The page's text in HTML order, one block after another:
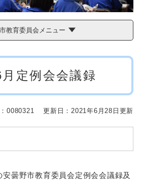
教育委員会メニュー
定例会会議録
0080321 更新日：2021年6月28日更新
曇野市教育委員会定例会会議録及